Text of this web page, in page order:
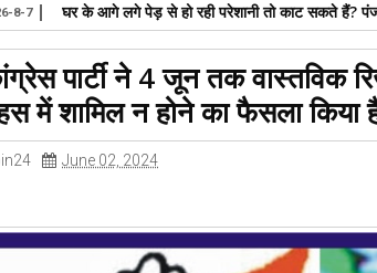
घर के आगे लगे पेड़ से हो रही परेशानी तो काट सकते हैं?
8-7
पार्टी ने 4 जून तक
में शामिल न होने का फैसला किया
June 02, 2024